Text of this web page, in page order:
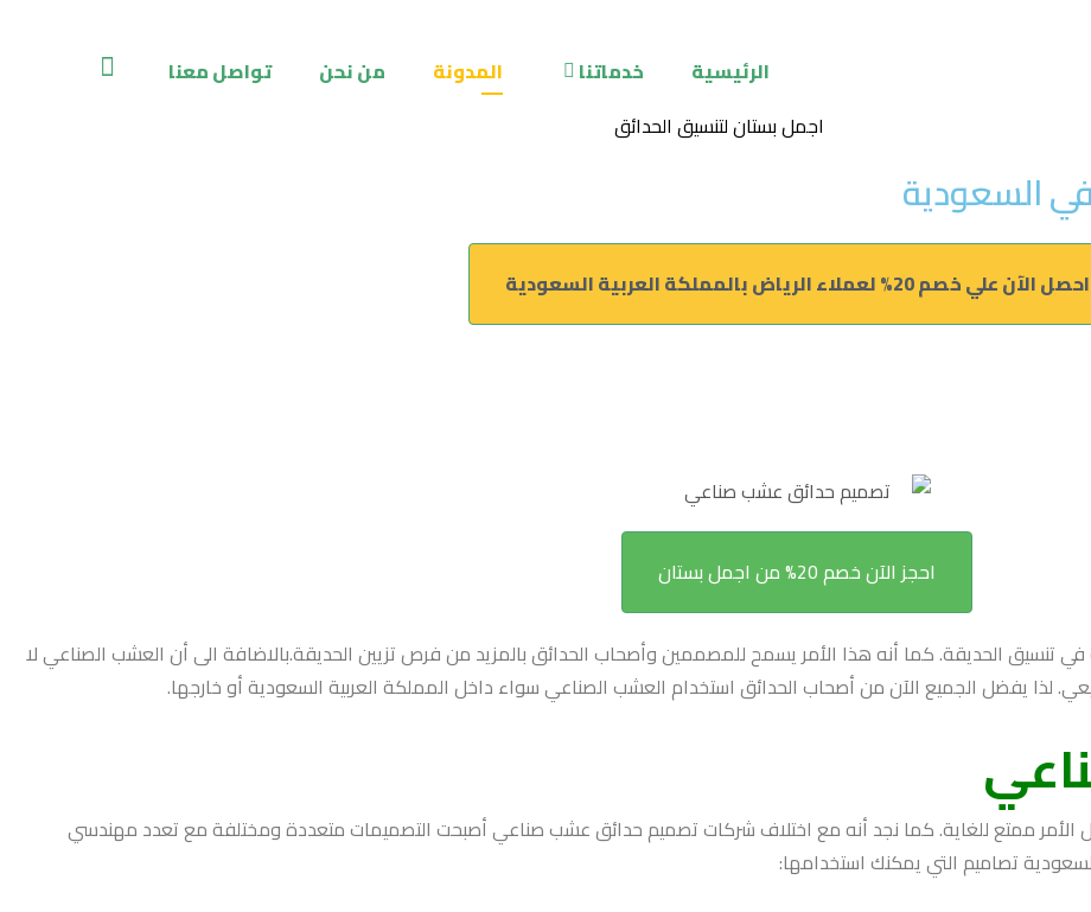
الرئيسية خدماتنا المدونة من نحن تواصل معنا
السعودية
احصل الآن علي خصم 20% لعملاء الرياض بالمملكة العربية السعودية
احجز الآن خصم 20% من اجمل بستان
الحديقة. كما أنه هذا الأمر يسمح للمصممين وأصحاب الحدائق بالمزيد من فرص تزيين الحديقة.بالاضافة الى أن العشب الصناعي لا
لذا يفضل الجميع الآن من أصحاب الحدائق استخدام العشب الصناعي سواء داخل المملكة العربية السعودية أو خارجها.
الأمر ممتع للغاية. كما نجد أنه مع اختلاف شركات تصميم حدائق عشب صناعي أصبحت التصميمات متعددة ومختلفة مع تعدد مهندسي
تصاميم التي يمكنك استخدامها: